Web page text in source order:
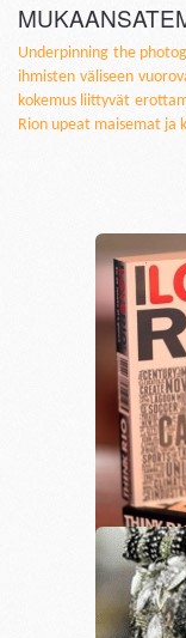
Underpinning the
ihmisten väliseen
kokemus liittyvät
Rion upeat maisemat ja